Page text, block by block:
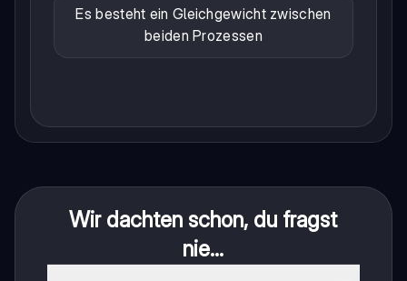
Es besteht ein Gleichgewicht zwischen
beiden Prozessen
Wir dachten schon, du fragst
nie...